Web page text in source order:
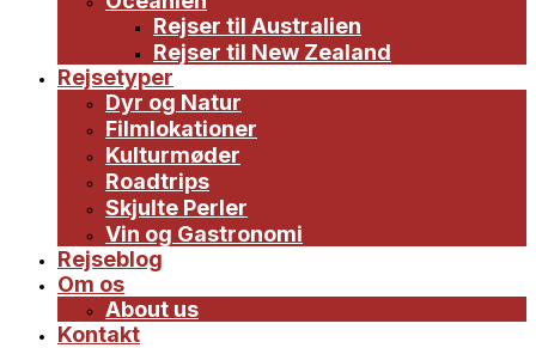
Rejser til Australien
Rejser til New Zealand
Rejsetyper
Dyr og Natur
Filmlokationer
Kulturmøder
Roadtrips
Skjulte Perler
Vin og Gastronomi
Rejseblog
Om os
About us
Kontakt